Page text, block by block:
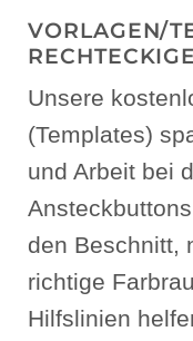
VORLAGEN/
Unsere
(Templates)
und Arbeit bei
den Beschnitt,
richtige
Hilfslinien